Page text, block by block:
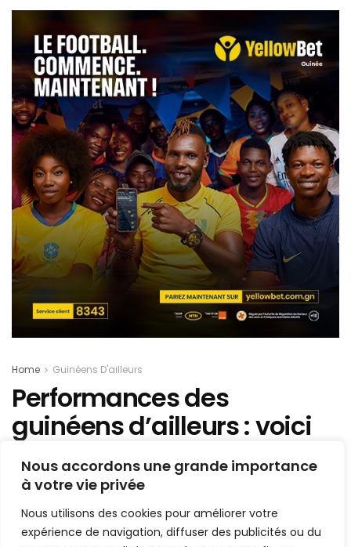
Nous accordons une grande importance
à votre vie privée
Nous utilisons des cookies pour améliorer votre
expérience de navigation, diffuser des publicités ou du
Home Guinéens D'ailleurs
Performances des
guinéens d’ailleurs : voici
notre tour d’horizon de ce
samedi (condensé…)
Mis en ligne parAFRICASPORT
4 décembre 2021
Temps de lecture:3 minutes
A A